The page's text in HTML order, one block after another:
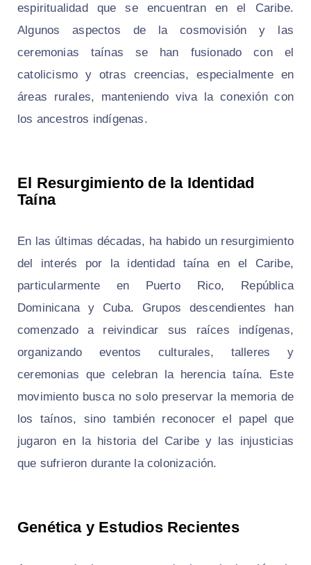
espiritualidad que se encuentran en el Caribe.
Algunos aspectos de la cosmovisión y las
ceremonias taínas se han fusionado con el
catolicismo y otras creencias, especialmente en
áreas rurales, manteniendo viva la conexión con
los ancestros indígenas.
El Resurgimiento de la Identidad
Taína
En las últimas décadas, ha habido un resurgimiento
del interés por la identidad taína en el Caribe,
particularmente en Puerto Rico, República
Dominicana y Cuba. Grupos descendientes han
comenzado a reivindicar sus raíces indígenas,
organizando eventos culturales, talleres y
ceremonias que celebran la herencia taína. Este
movimiento busca no solo preservar la memoria de
los taínos, sino también reconocer el papel que
jugaron en la historia del Caribe y las injusticias
que sufrieron durante la colonización.
Genética y Estudios Recientes